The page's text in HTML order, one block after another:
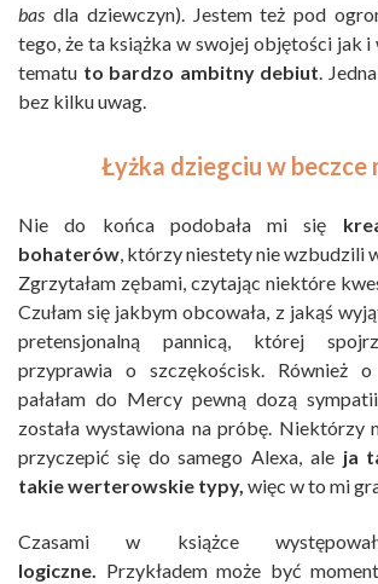
bas dla dziewczyn). Jestem też pod
tego, że ta książka w swojej objętości jak i
tematu to bardzo ambitny debiut.
bez kilku uwag.
Łyżka dziegciu w beczce
Nie do końca podobała mi się
bohaterów, którzy niestety nie wzbudzili
Zgrzytałam zębami, czytając niektóre
Czułam się jakbym obcowała, z jakąś
pretensjonalną pannicą, której
przyprawia o szczękościsk. Również
pałałam do Mercy pewną dozą
została wystawiona na próbę. Niektórzy
przyczepić się do samego Alexa, ale ja
takie werterowskie typy, więc w to mi
Czasami w książce
logiczne. Przykładem może być